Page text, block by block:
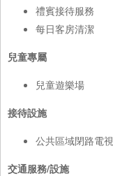
禮賓接待服務
每日客房清潔
兒童專屬
兒童遊樂場
接待設施
公共區域閉路電視
交通服務/設施